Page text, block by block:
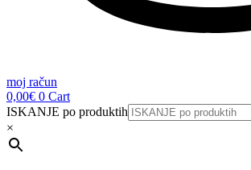
moj račun
0,00€ 0 Cart
ISKANJE po produktih
×